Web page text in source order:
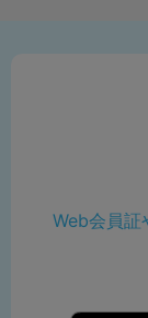
Web会員証